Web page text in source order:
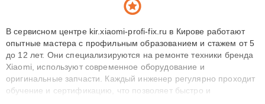
В сервисном центре kir.xiaomi-profi-fix.ru в Кирове работают
опытные мастера с профильным образованием и стажем от 5
до 12 лет. Они специализируются на ремонте техники бренда
Xiaomi, используют современное оборудование и
оригинальные запчасти. Каждый инженер регулярно проходит
обучение и сертификацию, что позволяет быстро и